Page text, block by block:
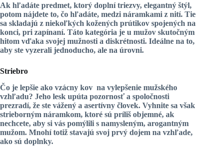
Ak hľadáte predmet, ktorý doplní triezvy, elegantný štýl,
potom nájdete to, čo hľadáte, medzi náramkami z nití. Tie
sa skladajú z niekoľkých kožených prútikov spojených na
konci, pri zapínaní. Táto kategória je u mužov skutočným
hitom vďaka svojej mužnosti a diskrétnosti. Ideálne na to,
aby ste vyzerali jednoducho, ale na úrovni.
Striebro
Čo je lepšie ako vzácny kov na vylepšenie mužského
vzhľadu? Jeho lesk upúta pozornosť a spoločnosti
prezradí, že ste vážený a asertívny človek. Vyhnite sa však
strieborným náramkom, ktoré sú príliš objemné, ak
nechcete, aby si vás pomýlili s namysleným, arogantným
mužom. Mnohí totiž stavajú svoj prvý dojem na vzhľade,
ako sú doplnky.